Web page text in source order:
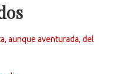
aunque aventurada, del